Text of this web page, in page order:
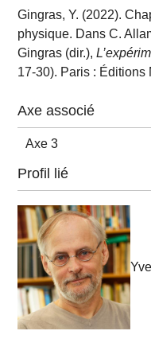
Gingras, Y. (2022).
physique. Dans C.
Gingras (dir.),
17-30). Paris : Éditions
Axe associé
Axe 3
Profil lié